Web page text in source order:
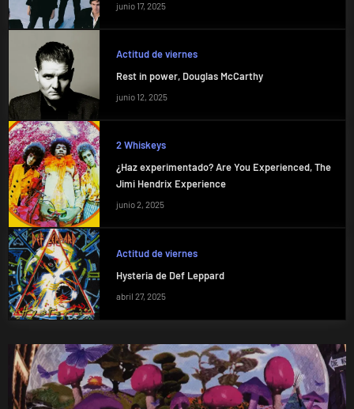
junio 17, 2025
Actitud de viernes
Rest in power, Douglas McCarthy
junio 12, 2025
2 Whiskeys
¿Haz experimentado? Are You Experienced, The
Jimi Hendrix Experience
junio 2, 2025
Actitud de viernes
Hysteria de Def Leppard
abril 27, 2025